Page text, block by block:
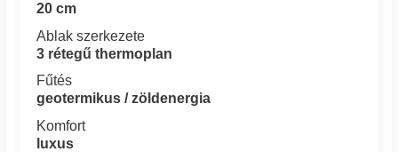
20 cm
Ablak szerkezete
3 rétegű thermoplan
Fűtés
geotermikus / zöldenergia
Komfort
luxus